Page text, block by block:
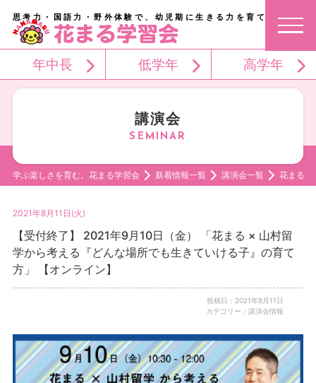
思考力・国語力・野外体験で、幼児期に生きる力を育てる。
年中長 低学年 高学年
講演会
学ぶ楽しさを育む。花まる学習会 新着情報一覧 講演会一覧 花まる ×
2021年8月11日(火)
【受付終了】 2021年9月10日（金） 「花まる × 山村留
学から考える『どんな場所でも生きていける子』の育て
方」 【オンライン】
投稿日：2021年8月11日
カテゴリー：講演会情報